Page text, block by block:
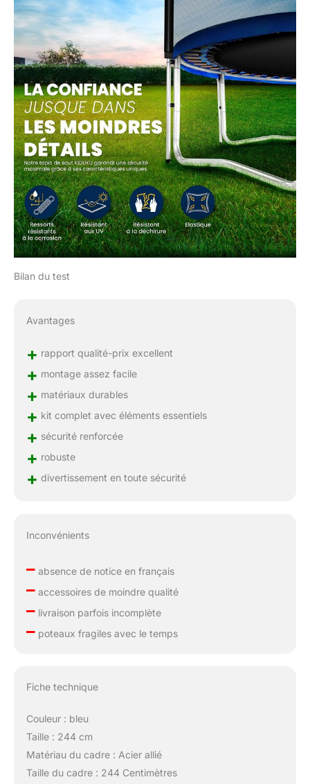
Bilan du test
Avantages
+ rapport qualité-prix excellent
+ montage assez facile
+ matériaux durables
+ kit complet avec éléments essentiels
+ sécurité renforcée
+ robuste
+ divertissement en toute sécurité
Inconvénients
–absence de notice en français
–accessoires de moindre qualité
–livraison parfois incomplète
–poteaux fragiles avec le temps
Fiche technique
Couleur : bleu
Taille : 244 cm
Matériau du cadre : Acier allié
Taille du cadre : 244 Centimètres